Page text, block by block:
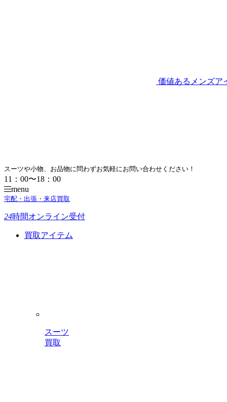
価値あるメンズア
スーツや小物、お品物に問わずお気軽にお問い合わせください！
11：00〜18：00
menu
宅配・出張・来店買取
24時間オンライン受付
買取アイテム
スーツ
買取